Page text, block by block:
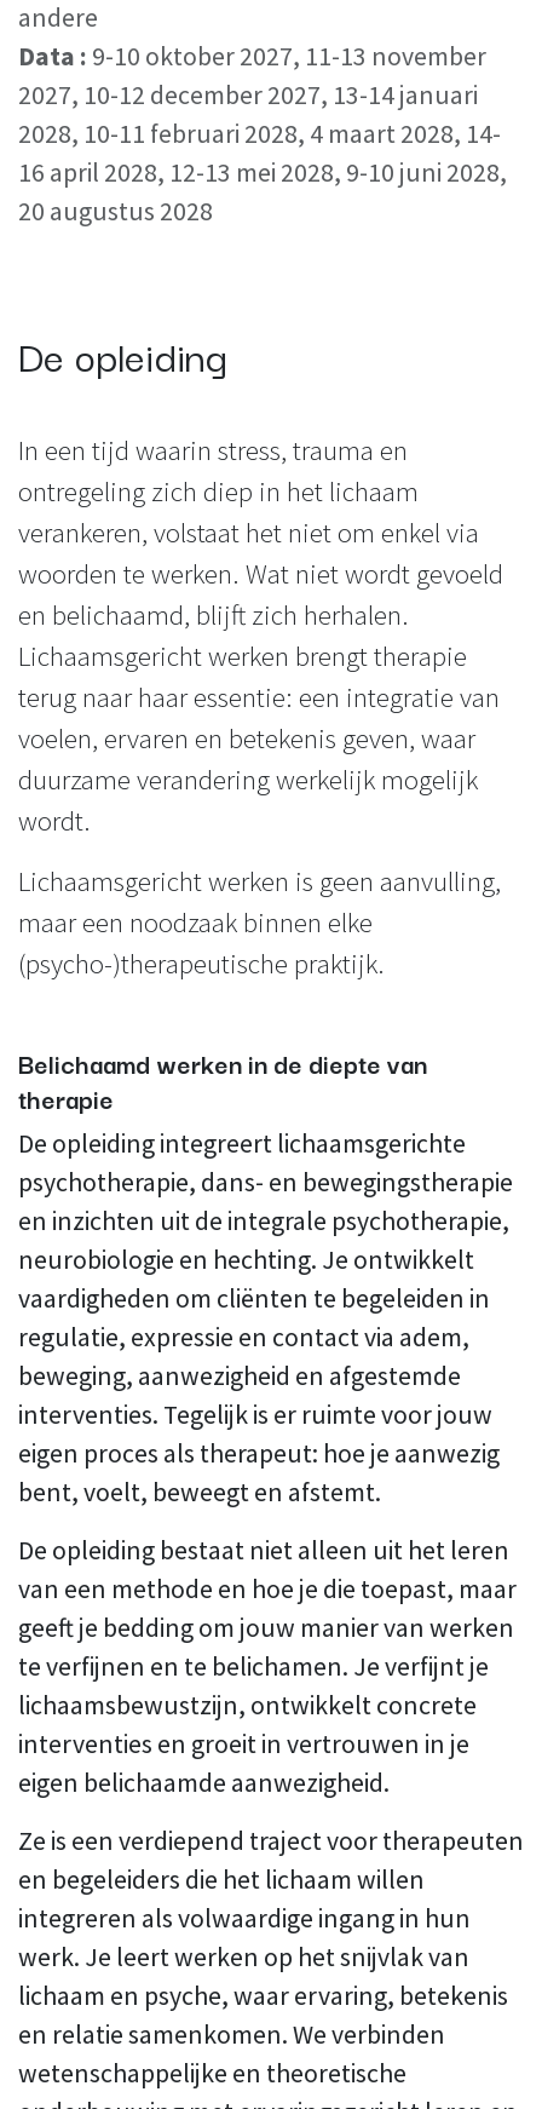
andere
Data : 9-10 oktober 2027, 11-13 november
2027, 10-12 december 2027, 13-14 januari
2028, 10-11 februari 2028, 4 maart 2028, 14-
16 april 2028, 12-13 mei 2028, 9-10 juni 2028,
20 augustus 2028
De opleiding
In een tijd waarin stress, trauma en
ontregeling zich diep in het lichaam
verankeren, volstaat het niet om enkel via
woorden te werken. Wat niet wordt gevoeld
en belichaamd, blijft zich herhalen.
Lichaamsgericht werken brengt therapie
terug naar haar essentie: een integratie van
voelen, ervaren en betekenis geven, waar
duurzame verandering werkelijk mogelijk
wordt.
Lichaamsgericht werken is geen aanvulling,
maar een noodzaak binnen elke
(psycho-)therapeutische praktijk.
Belichaamd werken in de diepte van
therapie
De opleiding integreert lichaamsgerichte
psychotherapie, dans- en bewegingstherapie
en inzichten uit de integrale psychotherapie,
neurobiologie en hechting. Je ontwikkelt
vaardigheden om cliënten te begeleiden in
regulatie, expressie en contact via adem,
beweging, aanwezigheid en afgestemde
interventies. Tegelijk is er ruimte voor jouw
eigen proces als therapeut: hoe je aanwezig
bent, voelt, beweegt en afstemt.
De opleiding bestaat niet alleen uit het leren
van een methode en hoe je die toepast, maar
geeft je bedding om jouw manier van werken
te verfijnen en te belichamen. Je verfijnt je
lichaamsbewustzijn, ontwikkelt concrete
interventies en groeit in vertrouwen in je
eigen belichaamde aanwezigheid.
Ze is een verdiepend traject voor therapeuten
en begeleiders die het lichaam willen
integreren als volwaardige ingang in hun
werk. Je leert werken op het snijvlak van
lichaam en psyche, waar ervaring, betekenis
en relatie samenkomen. We verbinden
wetenschappelijke en theoretische